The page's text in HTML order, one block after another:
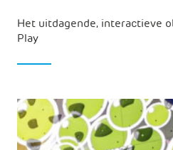
Het uitdagende, interactieve
Play